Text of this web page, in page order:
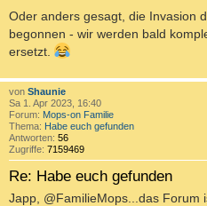
Oder anders gesagt, die Invasion
begonnen - wir werden bald
ersetzt.
von Shaunie
Sa 1. Apr 2023, 16:40
Forum: Mops-on Familie
Thema: Habe euch gefunden
Antworten: 56
Zugriffe: 7159469
Re: Habe euch gefunden
Japp, @FamilieMops...das Forum